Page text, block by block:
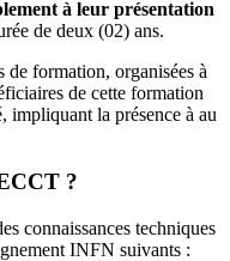
à leur présentation
de deux (02) ans.
de formation, organisées à
de cette formation
impliquant la présence à au
?
connaissances techniques
INFN suivants :